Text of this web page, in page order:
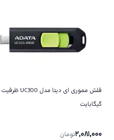
گیگابایت
2,081,000تومان